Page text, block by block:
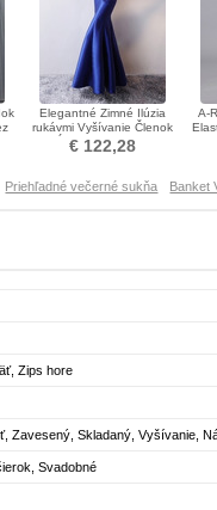
Elegantné Zimné Ilúzia
rukávmi Vyšívanie Členok
dĺžka Večerné šaty
€ 122,28
A-
Priehľadné večerné sukňa Banket
Zips hore
Zavesený, Skladaný, Vyšívanie,
Svadobné